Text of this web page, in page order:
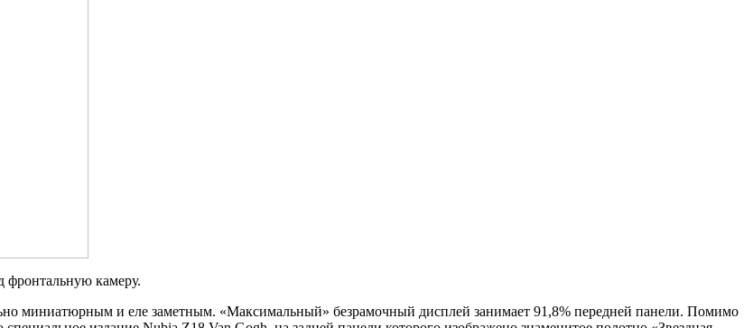
фронтальную камеру.
миниатюрным и еле заметным. «Максимальный» безрамочный дисплей занимает 91,8% передней панели. Помимо